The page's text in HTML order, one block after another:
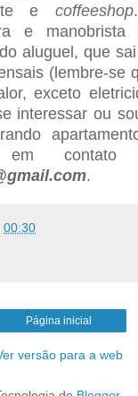
e coffeeshop
e manobrista
aluguel, que
(lembre-se
exceto
interessar ou
em contato
.
00:30
Página inicial
versão para a web